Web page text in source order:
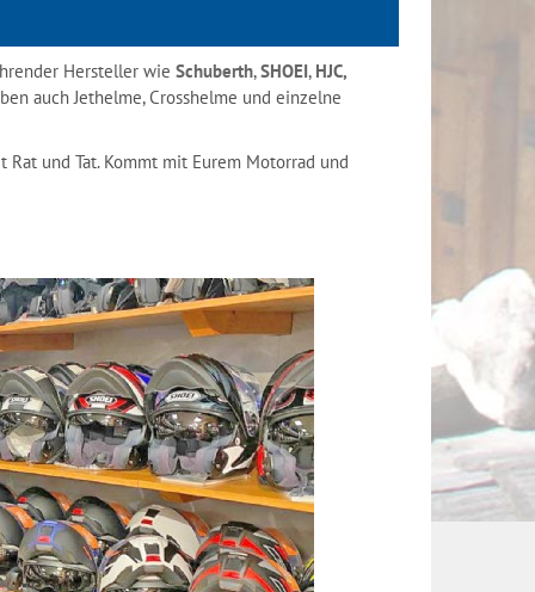
Hersteller wie Schuberth,SHOEI, HJC,
auch Jethelme, Crosshelme und einzelne
und Tat. Kommt mit Eurem Motorrad und